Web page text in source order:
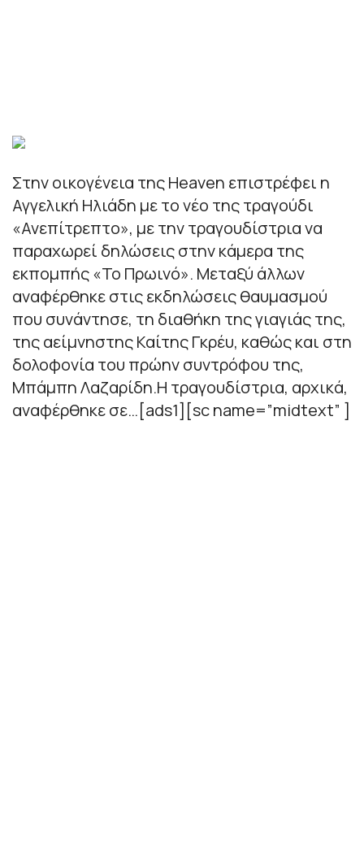
Στην οικογένεια της Heaven επιστρέφει η
Αγγελική Ηλιάδη με το νέο της τραγούδι
«Ανεπίτρεπτο», με την τραγουδίστρια να
παραχωρεί δηλώσεις στην κάμερα της
εκπομπής «Το Πρωινό». Μεταξύ άλλων
αναφέρθηκε στις εκδηλώσεις θαυμασμού
που συνάντησε, τη διαθήκη της γιαγιάς της,
της αείμνηστης Καίτης Γκρέυ, καθώς και στη
δολοφονία του πρώην συντρόφου της,
Μπάμπη Λαζαρίδη.Η τραγουδίστρια, αρχικά,
αναφέρθηκε σε…[ads1][sc name=”midtext” ]